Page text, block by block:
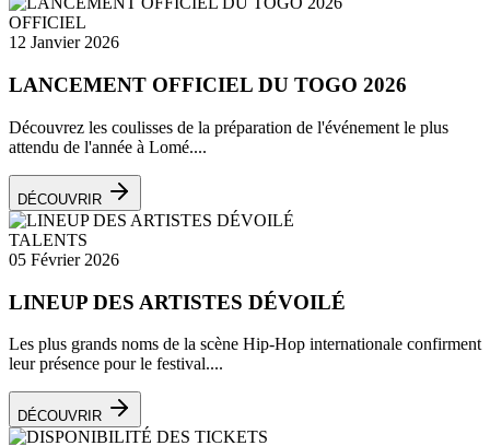
OFFICIEL
12 Janvier 2026
LANCEMENT OFFICIEL DU TOGO 2026
Découvrez les coulisses de la préparation de l'événement le plus
attendu de l'année à Lomé....
DÉCOUVRIR
TALENTS
05 Février 2026
LINEUP DES ARTISTES DÉVOILÉ
Les plus grands noms de la scène Hip-Hop internationale confirment
leur présence pour le festival....
DÉCOUVRIR